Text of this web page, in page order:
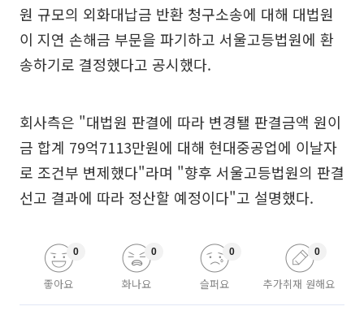
원 규모의 외화대납금 반환 청구소송에 대해 대법원
이 지연 손해금 부문을 파기하고 서울고등법원에 환
송하기로 결정했다고 공시했다.
회사측은 "대법원 판결에 따라 변경됄 판결금액 원이
금 합계 79억7113만원에 대해 현대중공업에 이날자
로 조건부 변제했다"라며 "향후 서울고등법원의 판결
선고 결과에 따라 정산할 예정이다"고 설명했다.
좋아요
0
화나요
0
슬퍼요
0
추가취재 원해요
0